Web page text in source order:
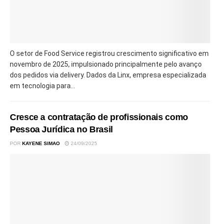
O setor de Food Service registrou crescimento significativo em
novembro de 2025, impulsionado principalmente pelo avanço
dos pedidos via delivery. Dados da Linx, empresa especializada
em tecnologia para...
Cresce a contratação de profissionais como
Pessoa Jurídica no Brasil
POR KAYENE SIMAO 24/09/2025